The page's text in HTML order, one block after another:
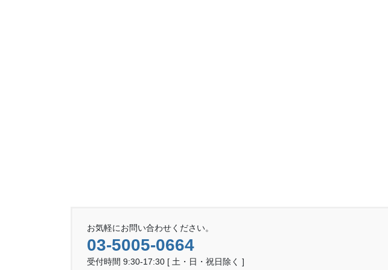
お気軽にお問い合わせください。
03-5005-0664
受付時間 9:30-17:30 [ 土・日・祝日除く ]